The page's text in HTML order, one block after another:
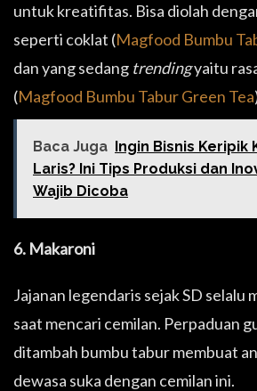
untuk kreatifitas. Bisa diolah
seperti coklat (Magfood Bumbu
dan yang sedang trendingyaitu
(Magfood Bumbu Tabur Green Tea
Baca Juga Ingin Bisnis Keripik
Laris? Ini Tips Produksi dan
Wajib Dicoba
6. Makaroni
Jajanan legendaris sejak SD selalu
saat mencari cemilan. Perpaduan
ditambah bumbu tabur membuat
dewasa suka dengan cemilan ini.